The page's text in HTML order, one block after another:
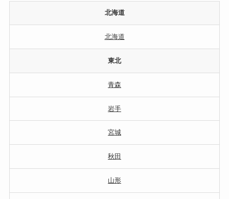
北海道
北海道
東北
青森
岩手
宮城
秋田
山形